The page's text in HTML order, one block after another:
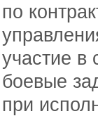
по
участие в
боевые
при